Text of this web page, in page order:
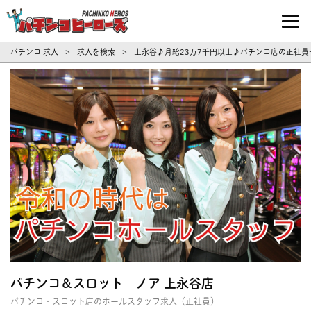
パチンコ求人・転職ならパチンコヒーロ
パチンコ 求人 > 求人を検索 > 上永谷♪月給23万7千円以上♪パチンコ店の正社
パチンコ＆スロット ノア 上永谷店
パチンコ・スロット店のホールスタッフ求人（正社員）